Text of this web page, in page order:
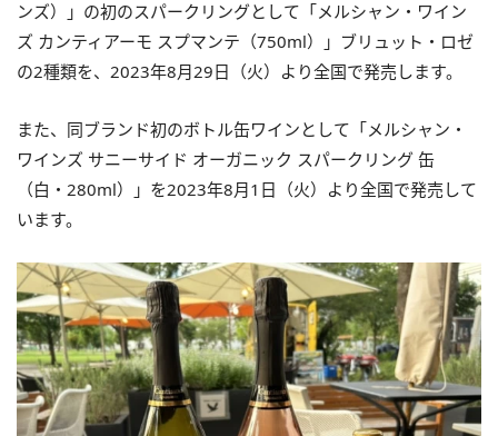
ンズ）」の初のスパークリングとして「メルシャン・ワイン
ズ カンティアーモ スプマンテ（750ml）」ブリュット・ロゼ
の2種類を、2023年8月29日（火）より全国で発売します。
また、同ブランド初のボトル缶ワインとして「メルシャン・
ワインズ サニーサイド オーガニック スパークリング 缶
（白・280ml）」を2023年8月1日（火）より全国で発売して
います。